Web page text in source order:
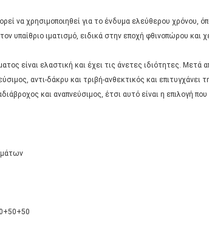
να χρησιμοποιηθεί για το ένδυμα ελεύθερου χρόνου,
υπαίθριο ιματισμό, ειδικά στην εποχή φθινοπώρου και
είναι ελαστική και έχει τις άνετες ιδιότητες. Μετά
αντι-δάκρυ και τριβή-ανθεκτικός και
και αναπνεύσιμος, έτσι αυτό είναι η επιλογή